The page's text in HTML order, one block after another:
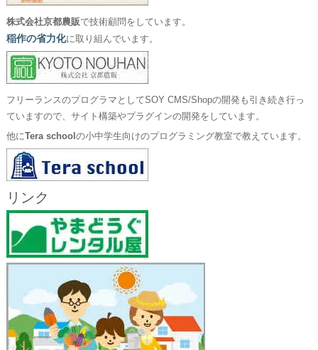
株式会社京都農販で技術顧問をしています。
稲作の省力化に取り組んでいます。
フリーランスのプログラマとしてSOY CMS/Shopの開発も引き続き行っ
ていますので、サイト構築やプラグインの開発をしています。
他にTera school の小中学生向けのプログラミング教室で教えています。
リンク